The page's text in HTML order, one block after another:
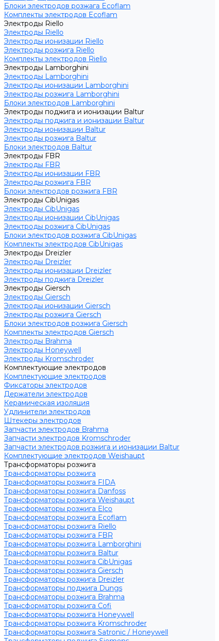
Блоки электродов розжага Ecoflam
Комплекты электродов Ecoflam
Электроды Riello
Электроды Riello
Электроды ионизации Riello
Электроды розжига Riello
Комплекты электродов Riello
Электроды Lamborghini
Электроды Lamborghini
Электроды ионизации Lamborghini
Электроды розжига Lamborghini
Блоки электродов Lamborghini
Электроды поджига и ионизации Baltur
Электроды поджига и ионизации Baltur
Электроды ионизации Baltur
Электроды розжига Baltur
Блоки электродов Baltur
Электроды FBR
Электроды FBR
Электроды ионизации FBR
Электроды розжига FBR
Блоки электродов розжига FBR
Электроды CibUnigas
Электроды CibUnigas
Электроды ионизации CibUnigas
Электроды розжига CibUnigas
Блоки электродов розжига CibUnigas
Комплекты электродов CibUnigas
Электроды Dreizler
Электроды Dreizler
Электроды ионизации Dreizler
Электроды поджига Dreizler
Электроды Giersch
Электроды Giersch
Электроды ионизации Giersch
Электроды розжига Giersch
Блоки электродов розжига Giersch
Комплекты электродов Giersch
Электроды Brahma
Электроды Honeywell
Электроды Kromschroder
Комплектующие электродов
Комплектующие электродов
Фиксаторы электродов
Держатели электродов
Керамическая изоляция
Удлинители электродов
Штекеры электродов
Запчасти электродов Brahma
Запчасти электродов Kromschroder
Запчасти электродов розжига и ионизации Baltur
Комплектующие электродов Weishaupt
Трансформаторы розжига
Трансформаторы розжига
Трансформаторы розжига FIDA
Трансформаторы розжига Danfoss
Трансформаторы розжига Weishaupt
Трансформаторы розжига Elco
Трансформаторы розжига Ecoflam
Трансформаторы розжига Riello
Трансформаторы розжига FBR
Трансформаторы розжига Lamborghini
Трансформаторы розжига Baltur
Трансформаторы розжига CibUnigas
Трансформаторы розжига Giersch
Трансформаторы розжига Dreizler
Трансформаторы поджига Dungs
Трансформаторы розжига Brahma
Трансформаторы розжига Cofi
Трансформаторы розжига Honeywell
Трансформаторы розжига Kromschroder
Трансформаторы розжига Satronic / Honeywell